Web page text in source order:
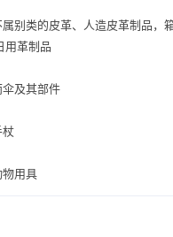
属别类的皮革、人造皮革制品，
用革制品
伞及其部件
杖
物用具